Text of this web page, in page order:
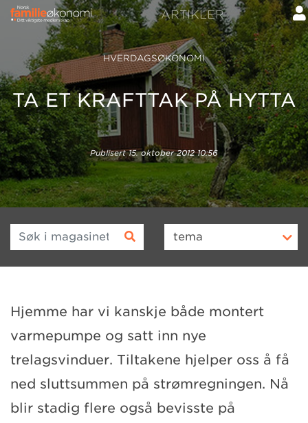
ARTIKLER
HVERDAGSØKONOMI
TA ET KRAFTTAK PÅ HYTTA
Publisert15. oktober 2012 10:56
Søk i magasinet tema
Hjemme har vi kanskje både montert
varmepumpe og satt inn nye
trelagsvinduer. Tiltakene hjelper oss å få
ned sluttsummen på strømregningen. Nå
blir stadig flere også bevisste på